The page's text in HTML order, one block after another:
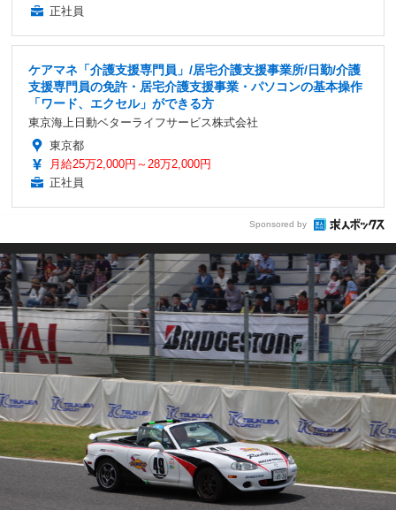
正社員
ケアマネ「介護支援専門員」/居宅介護支援事業所/日勤/介護
支援専門員の免許・居宅介護支援事業・パソコンの基本操作
「ワード、エクセル」ができる方
東京海上日動ベターライフサービス株式会社
東京都
月給25万2,000円～28万2,000円
正社員
Sponsored by